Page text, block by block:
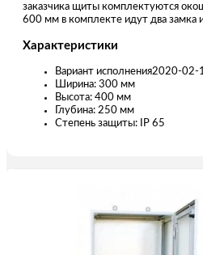
заказчика щиты комплектуются
600 мм в комплекте идут два замка
Характеристики
Вариант исполнения2020-
Ширина: 300 мм
Высота: 400 мм
Глубина: 250 мм
Степень защиты: IP 65